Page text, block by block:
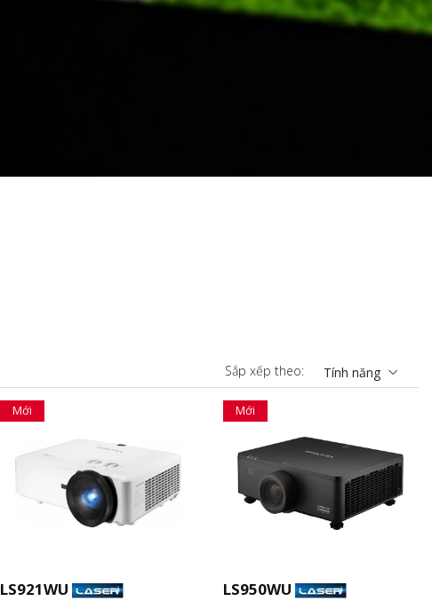
Sắp xếp theo: Tính năng
Mới
LS921WU
Mới
LS950WU